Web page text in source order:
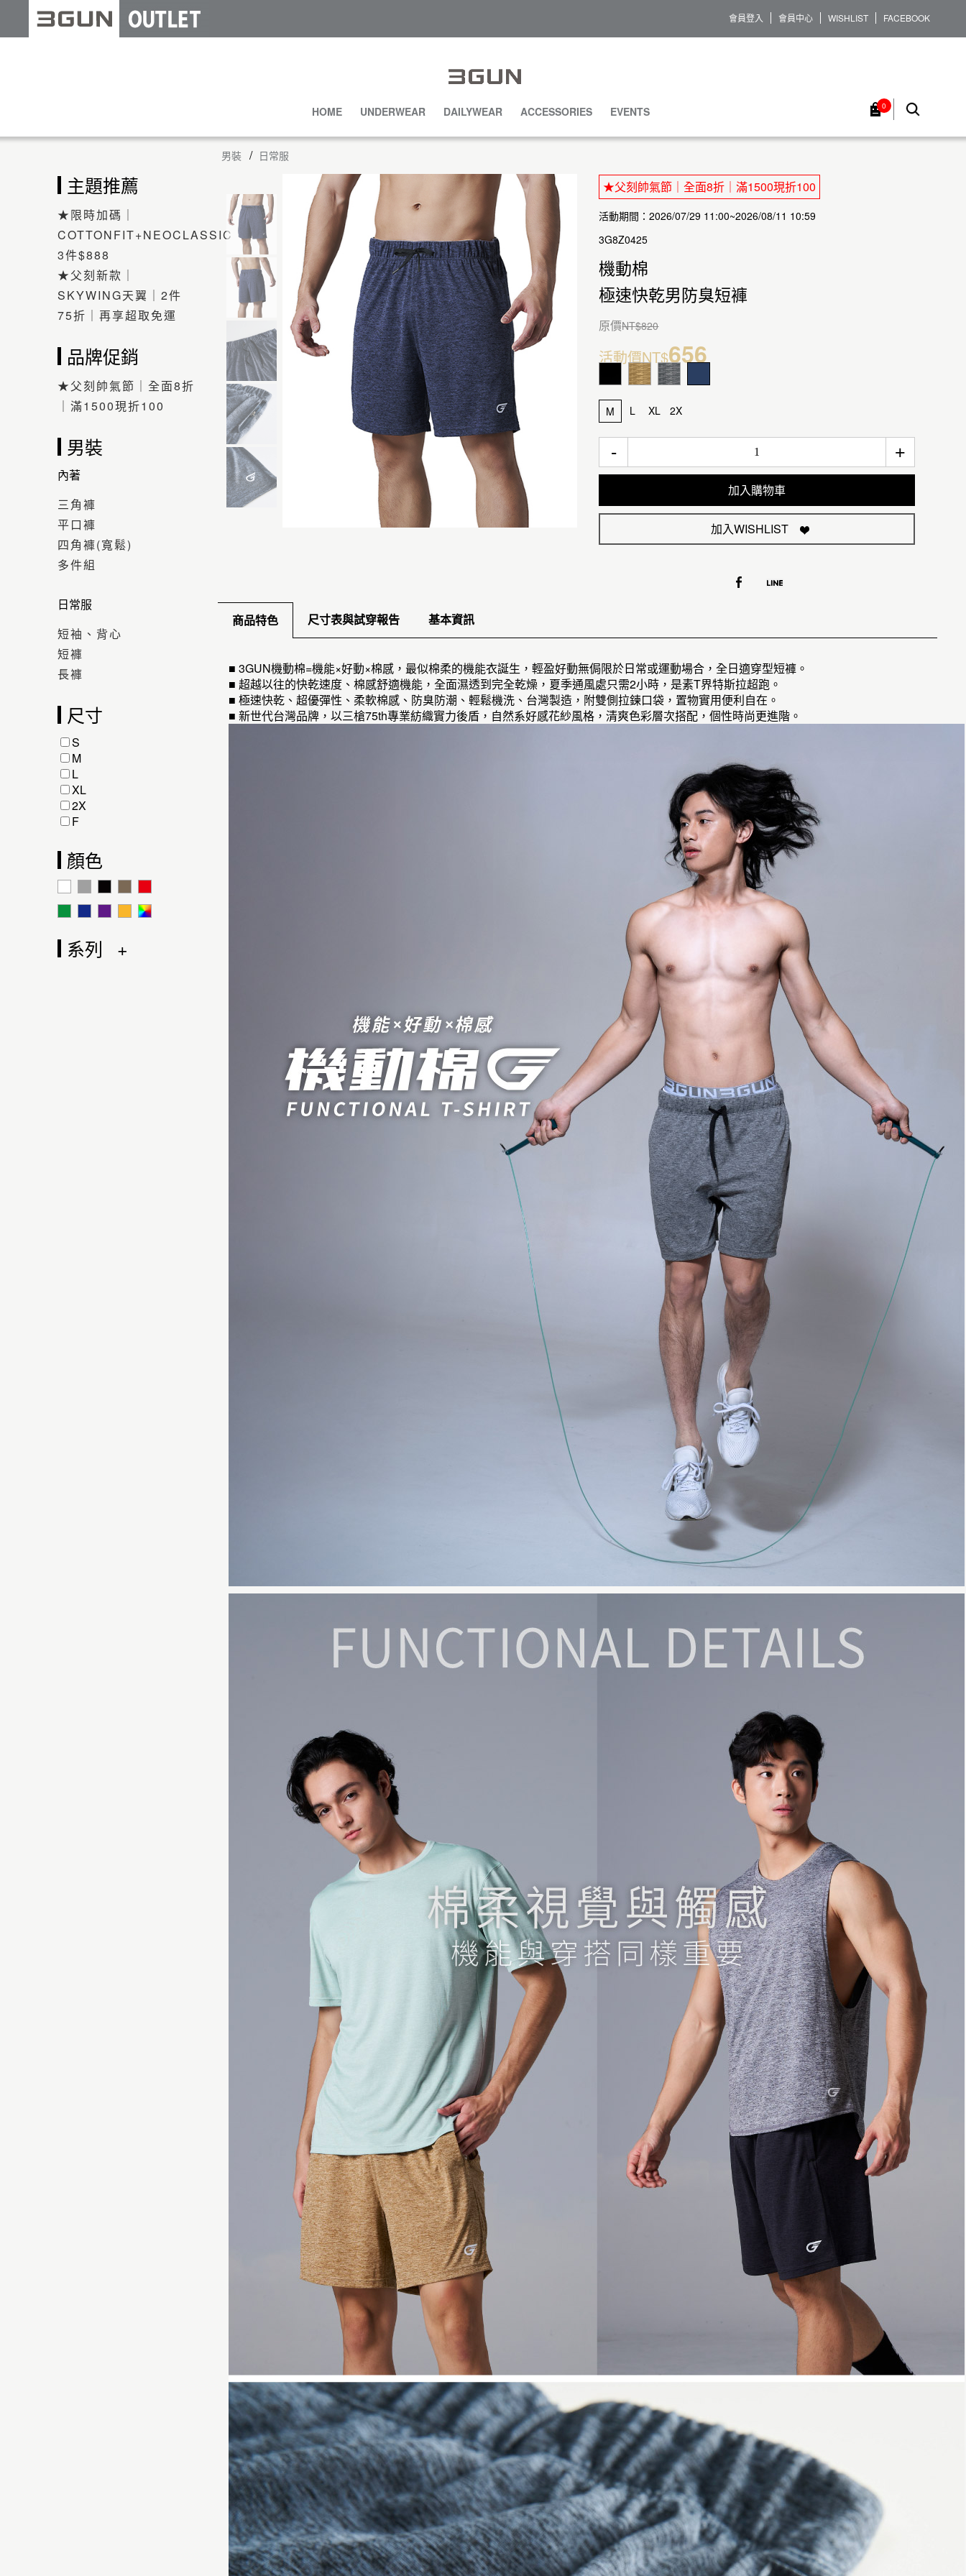
會員登入 會員中心 WISHLIST FACEBOOK
HOME UNDERWEAR DAILYWEAR ACCESSORIES EVENTS 0
主題推薦
★限時加碼｜
COTTONFIT+NEOCLASSIC
3件$888
★父刻新款｜
SKYWING天翼｜2件
75折｜再享超取免運
品牌促銷
★父刻帥氣節｜全面8折
｜滿1500現折100
男裝
內著
三角褲
平口褲
四角褲(寬鬆)
多件組
日常服
短袖、背心
短褲
長褲
尺寸
S
M
L
XL
2X
F
顏色
系列
男裝 日常服
★父刻帥氣節｜全面8折｜滿1500現折100
活動期間：2026/07/29 11:00~2026/08/11 10:59
3G8Z0425
機動棉
極速快乾男防臭短褲
原價NT$820
活動價NT$656
M L XL 2X
- +
加入購物車
加入WISHLIST
商品特色 尺寸表與試穿報告 基本資訊
■ 3GUN機動棉=機能×好動×棉感，最似棉柔的機能衣誕生，輕盈好動無侷限於日常或運動場合，全日適穿型短褲。
■ 超越以往的快乾速度、棉感舒適機能，全面濕透到完全乾燥，夏季通風處只需2小時，是素T界特斯拉超跑。
■ 極速快乾、超優彈性、柔軟棉感、防臭防潮、輕鬆機洗、台灣製造，附雙側拉鍊口袋，置物實用便利自在。
■ 新世代台灣品牌，以三槍75th專業紡織實力後盾，自然系好感花紗風格，清爽色彩層次搭配，個性時尚更進階。